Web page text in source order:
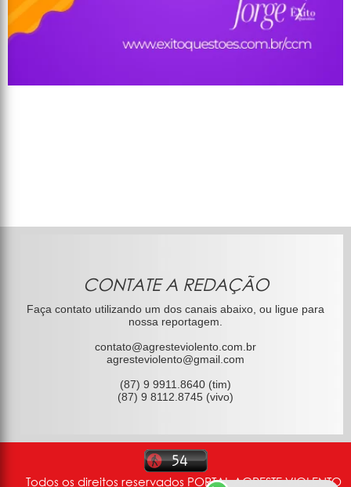
CONTATE A REDAÇÃO
Faça contato utilizando um dos canais abaixo, ou ligue para
nossa reportagem.
contato@agresteviolento.com.br
agresteviolento@gmail.com
(87) 9 9911.8640 (tim)
(87) 9 8112.8745 (vivo)
Todos os direitos reservados PORTAL AGRESTE VIOLENTO